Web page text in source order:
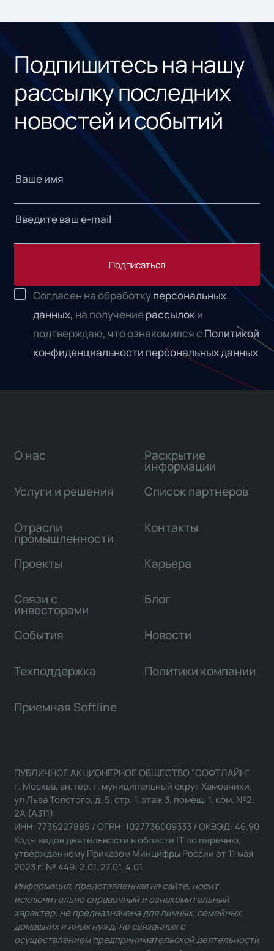
Подпишитесь на нашу
рассылку последних
новостей и событий
Подписаться
Согласен на обработкуперсональных
данных, на получениерассылоки
подтверждаю, что ознакомился с Политикой
конфиденциальности персональных данных
О нас
Услуги и решения
Отрасли
промышленности
Проекты
Связи с
инвесторами
Раскрытие
информации
Список партнеров
Контакты
Карьера
Блог
События Новости
Техподдержка Политики компании
Приемная Softline
ПУБЛИЧНОЕ АКЦИОНЕРНОЕ ОБЩЕСТВО "СОФТЛАЙН"
г. Москва, вн.тер. г. муниципальный округ Хамовники,
ул Льва Толстого, д. 5, стр. 1, этаж 3, помещ. 1, ком. №2,
2А (А311)
ИНН: 7736227885 / ОГРН: 1027736009333 / ОКВЭД: 46.90
Коды видов деятельности в области IT по перечню,
утвержденному Приказом Минцифры России от 11 мая
2023 г. № 449: 2.01, 27.01, 4.01
Информация, представленная на сайте, носит
исключительно справочный и ознакомительный
характер, не предназначена для личных, семейных,
домашних и иных нужд, не связанных с
осуществлением предпринимательской деятельности